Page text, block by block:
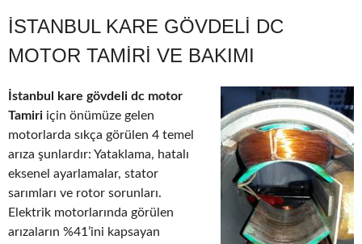
İSTANBUL KARE GÖVDELI DC
MOTOR TAMIRI VE BAKIMI
İstanbul kare gövdeli dc motor
Tamiri için önümüze gelen
motorlarda sıkça görülen 4 temel
arıza şunlardır: Yataklama, hatalı
eksenel ayarlamalar, stator
sarımları ve rotor sorunları.
Elektrik motorlarında görülen
arızaların %41’ini kapsayan